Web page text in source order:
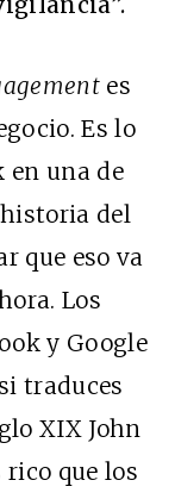
es
Es lo
en una de
del
que eso va
Los
y Google
traduces
XIX John
rico que los